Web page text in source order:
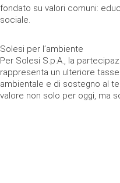
fondato su valori comuni:
sociale.
Solesi per l’ambiente
Per Solesi S.p.A., la
rappresenta un ulteriore
ambientale e di sostegno al
valore non solo per oggi, ma